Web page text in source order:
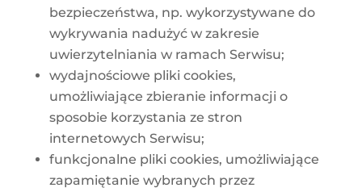
bezpieczeństwa, np. wykorzystywane do
wykrywania nadużyć w zakresie
uwierzytelniania w ramach Serwisu;
wydajnościowe pliki cookies,
umożliwiające zbieranie informacji o
sposobie korzystania ze stron
internetowych Serwisu;
funkcjonalne pliki cookies, umożliwiające
zapamiętanie wybranych przez